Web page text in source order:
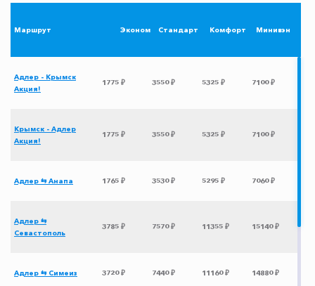
Маршрут Эконом Стандарт Комфорт Минивэн
Адлер - Крымск
Акция!
1775 ₽ 3550 ₽ 5325 ₽ 7100 ₽
Крымск - Адлер
Акция!
1775 ₽ 3550 ₽ 5325 ₽ 7100 ₽
Адлер ⇆ Анапа 1765 ₽ 3530 ₽ 5295 ₽ 7060 ₽
Адлер ⇆
Севастополь
3785 ₽ 7570 ₽ 11355 ₽ 15140 ₽
Адлер ⇆ Симеиз 3720 ₽ 7440 ₽ 11160 ₽ 14880 ₽